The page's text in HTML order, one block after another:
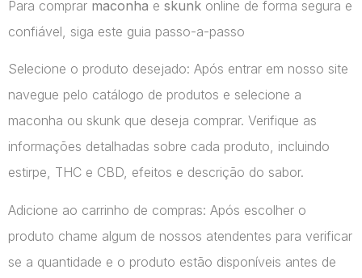
Para comprar maconha e skunk online de forma segura e
confiável, siga este guia passo-a-passo
Selecione o produto desejado: Após entrar em nosso site
navegue pelo catálogo de produtos e selecione a
maconha ou skunk que deseja comprar. Verifique as
informações detalhadas sobre cada produto, incluindo
estirpe, THC e CBD, efeitos e descrição do sabor.
Adicione ao carrinho de compras: Após escolher o
produto chame algum de nossos atendentes para verificar
se a quantidade e o produto estão disponíveis antes de